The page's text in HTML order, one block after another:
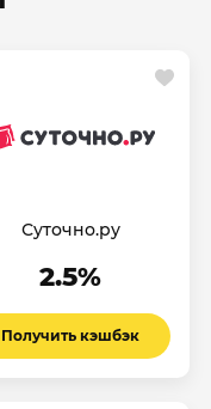
Суточно.ру
2.5%
Получить кэшбэк